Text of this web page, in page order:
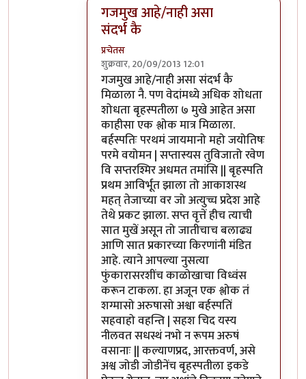
गजमुख आहे/नाही असा
संदर्भ कै
प्रचेतस
शुक्रवार, 20/09/2013 12:01
In reply toपणbyप्रसाद गोडबोले
गजमुख आहे/नाही असा संदर्भ कै
मिळाला नै. पण वेदांमध्ये अधिक शोधता
शोधता बृहस्पतीला ७ मुखे आहेत असा
काहीसा एक श्लोक मात्र मिळाला.
बर्हस्पतिः परथमं जायमानो महो जयोतिषः
परमे वयोमन | सप्तास्यस तुविजातो रवेण
वि सप्तरश्मिर अधमत तमांसि || बृहस्पति
प्रथम आविर्भूत झाला तो आकाशस्थ
महत् तेजाच्या वर जो अत्युच्च प्रदेश आहे
तेथे प्रकट झाला. सप्त वृत्तें हीच त्याची
सात मुखें असून तो जातीचाच बलाढ्य
आणि सात प्रकारच्या किरणांनी मंडित
आहे. त्याने आपल्या नुसत्या
फुंकारासरशींच काळोखाचा विध्वंस
करून टाकला. हा अजून एक श्लोक तं
शग्मासो अरुषासो अश्वा बर्हस्पतिं
सहवाहो वहन्ति | सहश चिद यस्य
नीलवत सधस्थं नभो न रूपम अरुषं
वसानाः || कल्याणप्रद, आरक्तवर्ण, असे
अश्व जोडी जोडीनेंच बृहस्पतीला इकडे